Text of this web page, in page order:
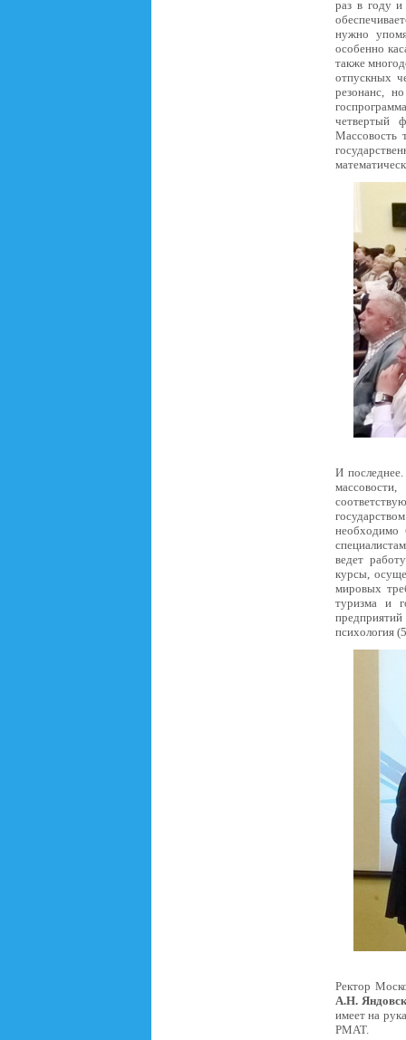
раз в году и
нужно
особенно
также
отпускных
резонанс,
четвертый
Массовость
И
необходимо
ведет
курсы,
мировых
туризма и
психология
Ректор
А.Н.
имеет на
РМАТ.